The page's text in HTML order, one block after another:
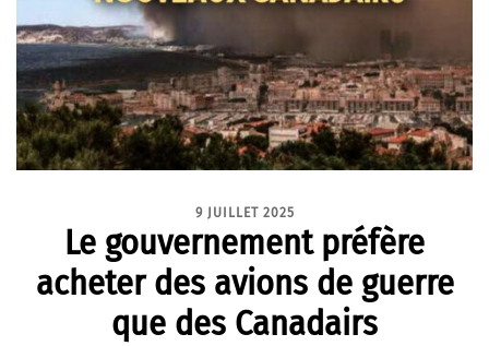
9 JUILLET 2025
Le gouvernement préfère
acheter des avions de guerre
que des Canadairs